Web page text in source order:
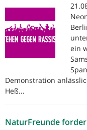
ein
Demonstration
Heß...
NaturFreunde